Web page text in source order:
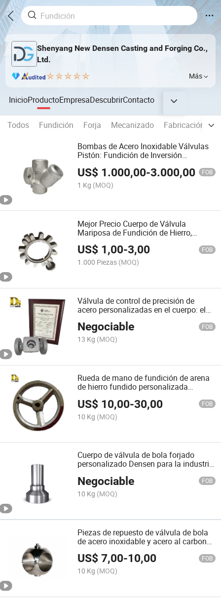
Shenyang New Densen Casting and Forging Co.,
Ltd.
Más
InicioProductoEmpresaDescubrirContacto
Todos Fundición Forja Mecanizado
Fabricación de
Bombas de Acero Inoxidable Válvulas
Pistón: Fundición de Inversión
US$ 1.000,00-3.000,00 FOB
1 Kg (MOQ)
Mejor Precio Cuerpo de Válvula
Mariposa de Fundición de Hierro,
Piezas de Válvula Mariposa de Hierro
Fundido
US$ 1,00-3,00 FOB
1.000 Piezas (MOQ)
Válvula de control de precisión de
acero personalizadas en el cuerpo: el
Negociable FOB
13 Kg (MOQ)
Rueda de mano de fundición de arena
de hierro fundido personalizada
US$ 10,00-30,00 FOB
10 Kg (MOQ)
Cuerpo de válvula de bola forjado
personalizado Densen para la industria
Negociable FOB
10 Kg (MOQ)
Piezas de repuesto de válvula de bola
de acero inoxidable y acero al carbono
de alta calidad personalizadas de
Densen para proveedor en China
US$7,00-10,00 FOB
10 Kg (MOQ)